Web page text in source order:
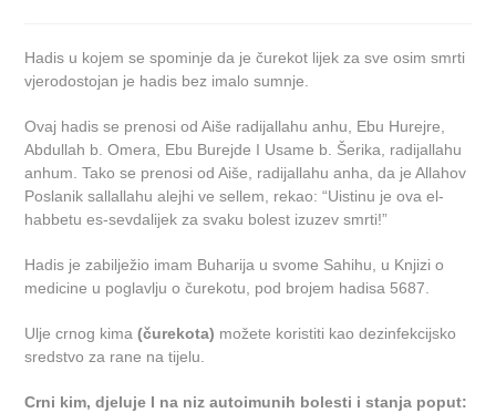
Hadis u kojem se spominje da je čurekot lijek za sve osim smrti
vjerodostojan je hadis bez imalo sumnje.
Ovaj hadis se prenosi od Aiše radijallahu anhu, Ebu Hurejre,
Abdullah b. Omera, Ebu Burejde I Usame b. Šerika, radijallahu
anhum. Tako se prenosi od Aiše, radijallahu anha, da je Allahov
Poslanik sallallahu alejhi ve sellem, rekao: “Uistinu je ova el-
habbetu es-sevdalijek za svaku bolest izuzev smrti!”
Hadis je zabilježio imam Buharija u svome Sahihu, u Knjizi o
medicine u poglavlju o čurekotu, pod brojem hadisa 5687.
Ulje crnog kima (čurekota) možete koristiti kao dezinfekcijsko
sredstvo za rane na tijelu.
Crni kim, djeluje I na niz autoimunih bolesti i stanja poput: